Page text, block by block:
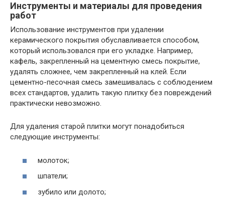
Инструменты и материалы для проведения
работ
Использование инструментов при удалении
керамического покрытия обуславливается способом,
который использовался при его укладке. Например,
кафель, закрепленный на цементную смесь покрытие,
удалять сложнее, чем закрепленный на клей. Если
цементно-песочная смесь замешивалась с соблюдением
всех стандартов, удалить такую плитку без повреждений
практически невозможно.
Для удаления старой плитки могут понадобиться
следующие инструменты:
молоток;
шпатели;
зубило или долото;